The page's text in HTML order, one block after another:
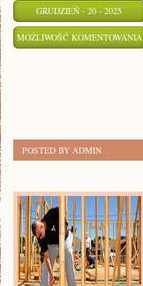
GRUDZIEŃ - 20 - 2025
MOŻLIWOŚĆ KOMENTOWANIA
POSTED BY ADMIN